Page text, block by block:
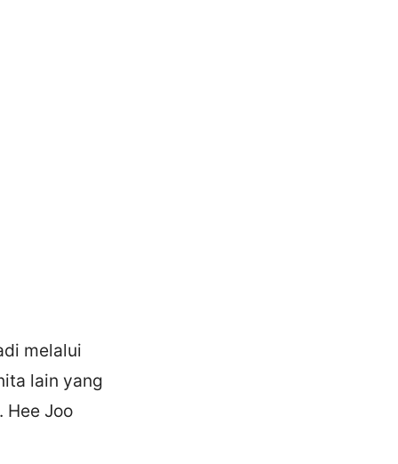
melalui
lain yang
Hee Joo